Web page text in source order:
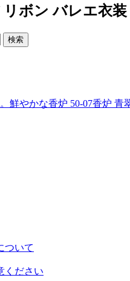
ボン バレエ衣装
鮮やかな香炉 50-07香炉 青
ついて
ください